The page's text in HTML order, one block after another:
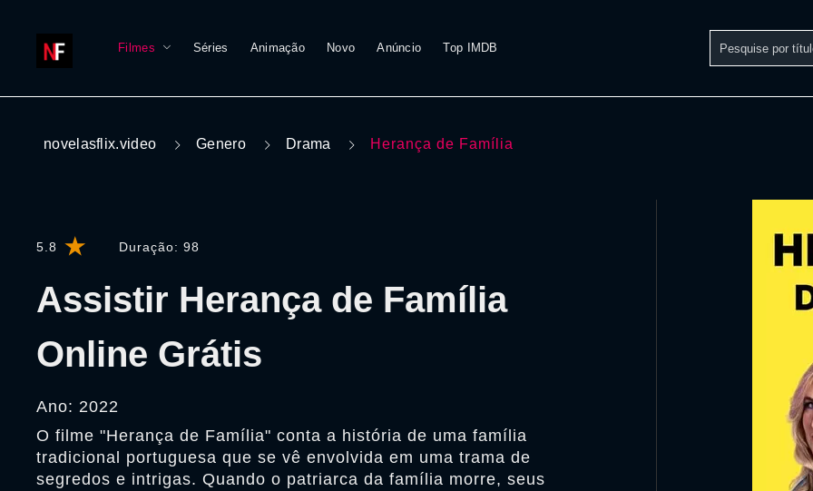
Filmes Séries Animação Novo Anúncio Top IMDB
novelasflix.video Genero Drama Herança de Família
5.8 Duração: 98
Assistir Herança de Família
Online Grátis
Ano: 2022
O filme "Herança de Família" conta a história de uma família
tradicional portuguesa que se vê envolvida em uma trama de
segredos e intrigas. Quando o patriarca da família morre, seus